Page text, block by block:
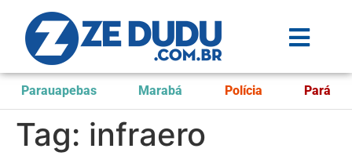
Parauapebas Marabá Polícia Pará
Tag: infraero